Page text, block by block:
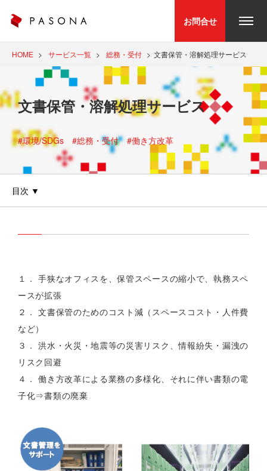
お問合せ
HOME サービス一覧 総務・受付 文書保管・溶解処理サービス
文書保管・溶解処理サービス
#環境/SDGs #総務・受付 #働き方改革
目次
１． 手狭なオフィスを、保管スペースの縮小で、執務スペ
ースが拡張
２． 文書保管のためのコスト減（スペースコスト・人件費
など）
３． 洪水・火災・地震等の災害リスク、情報紛失・漏洩の
リスク回避
４． 働き方改革による業務の多様化、それに伴い書類の電
子化⇒書類の廃棄